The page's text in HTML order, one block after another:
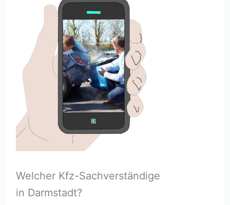
Welcher Kfz-Sachverständige
in Darmstadt?